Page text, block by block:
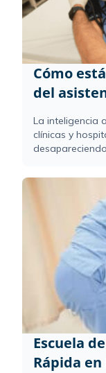
Cómo
del
La inteligencia
clínicas y
Escuela
Rápida